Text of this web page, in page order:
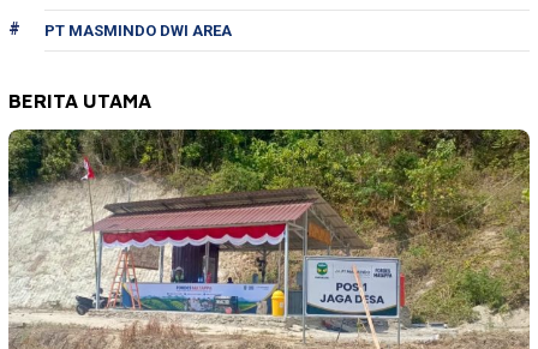
PT MASMINDO DWI AREA
BERITA UTAMA